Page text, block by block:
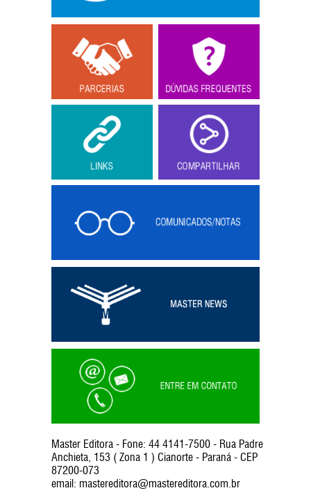
Master Editora - Fone: 44 4141-7500 - Rua Padre
Anchieta, 153 ( Zona 1 ) Cianorte - Paraná - CEP
87200-073
email: mastereditora@mastereditora.com.br